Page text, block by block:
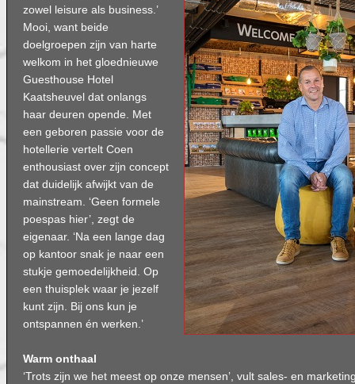
zowel leisure als business.’
Mooi, want beide
doelgroepen zijn van harte
welkom in het gloednieuwe
Guesthouse Hotel
Kaatsheuvel dat onlangs
haar deuren opende. Met
een geboren passie voor de
hotellerie vertelt Coen
enthousiast over zijn concept
dat duidelijk afwijkt van de
mainstream. ‘Geen formele
poespas hier’, zegt de
eigenaar. ‘Na een lange dag
op kantoor snak je naar een
stukje gemoedelijkheid. Op
een thuisplek waar je jezelf
kunt zijn. Bij ons kun je
ontspannen én werken.’
Warm onthaal
‘Trots zijn we het meest op onze mensen’, vult sales- en